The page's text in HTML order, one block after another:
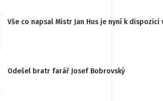
Vše co napsal Mistr Jan Hus je nyní k
Odešel bratr farář Josef Bobrovský